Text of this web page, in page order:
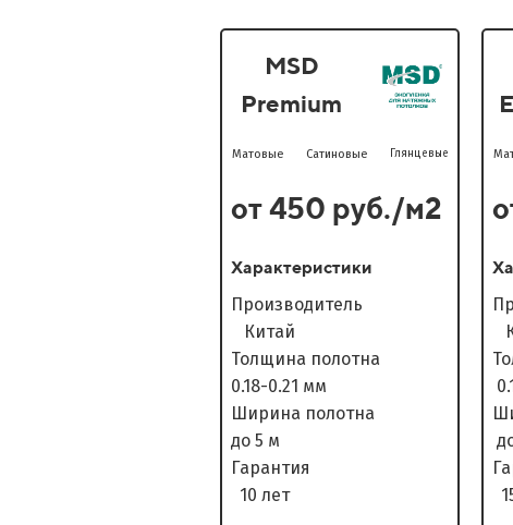
MSD
Premium
Матовые Сатиновые Глянцевые
от 450 руб./м2
Характеристики
Производитель
Китай
Толщина полотна
0.18-0.21 мм
Ширина полотна
до 5 м
Гарантия
10 лет